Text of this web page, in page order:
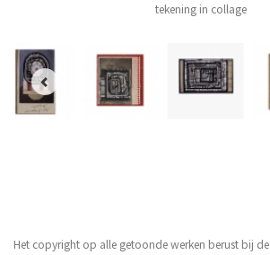
tekening in collage
Het copyright op alle getoonde werken berust bij de